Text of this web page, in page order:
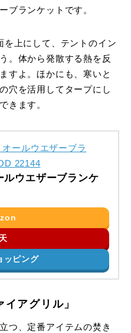
ブランケットです。
を上にして、テントのイン
。体から発散する熱を反
すよ。ほかにも、寒いと
穴を活用してタープにし
きます。
ウエザーブランケ
ッピング
アグリル」
つ、定番アイテムの焚き